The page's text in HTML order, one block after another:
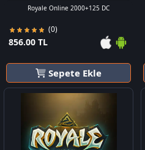
Royale Online 2000+125 DC
(0)
856.00 TL
Sepete Ekle